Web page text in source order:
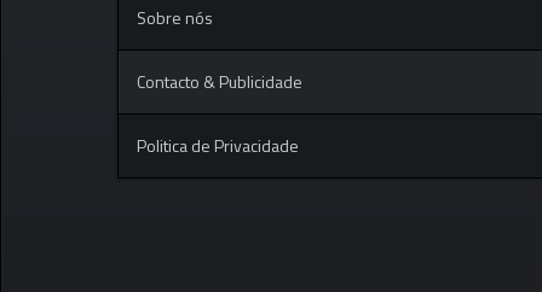
Sobre nós
Contacto & Publicidade
Politica de Privacidade